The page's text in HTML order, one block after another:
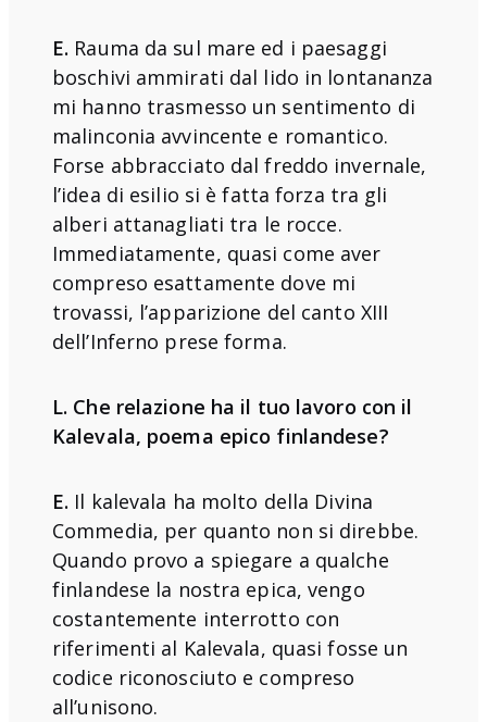
E. Rauma da sul mare ed i paesaggi
boschivi ammirati dal lido in lontananza
mi hanno trasmesso un sentimento di
malinconia avvincente e romantico.
Forse abbracciato dal freddo invernale,
l’idea di esilio si è fatta forza tra gli
alberi attanagliati tra le rocce.
Immediatamente, quasi come aver
compreso esattamente dove mi
trovassi, l’apparizione del canto XIII
dell’Inferno prese forma.
L. Che relazione ha il tuo lavoro con il
Kalevala, poema epico finlandese?
E. Il kalevala ha molto della Divina
Commedia, per quanto non si direbbe.
Quando provo a spiegare a qualche
finlandese la nostra epica, vengo
costantemente interrotto con
riferimenti al Kalevala, quasi fosse un
codice riconosciuto e compreso
all’unisono.